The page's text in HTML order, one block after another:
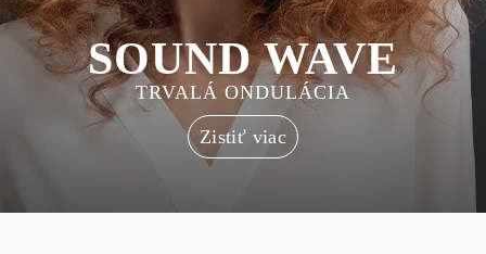
SOUND WAVE
TRVALÁ ONDULÁCIA
Zistiť viac